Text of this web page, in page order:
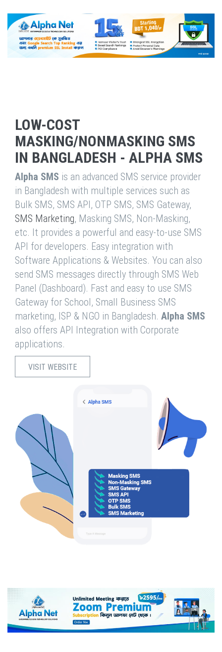
LOW-COST
MASKING/NONMASKING SMS
IN BANGLADESH - ALPHA SMS
Alpha SMS is an advanced SMS service provider
in Bangladesh with multiple services such as
Bulk SMS, SMS API, OTP SMS, SMS Gateway,
SMS Marketing, Masking SMS, Non-Masking,
etc. It provides a powerful and easy-to-use SMS
API for developers. Easy integration with
Software Applications & Websites. You can also
send SMS messages directly through SMS Web
Panel (Dashboard). Fast and easy to use SMS
Gateway for School, Small Business SMS
marketing, ISP & NGO in Bangladesh. Alpha SMS
also offers API Integration with Corporate
applications.
VISIT WEBSITE